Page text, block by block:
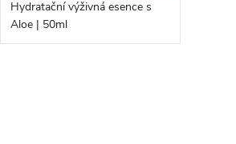
d
u
d
Hydratační výživná esence s
Aloe | 50ml